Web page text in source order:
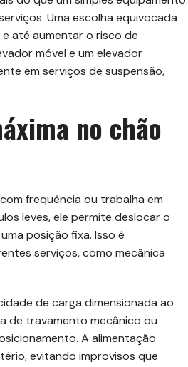
Uma escolha equivocada
até aumentar o risco de
móvel e um elevador
em serviços de suspensão,
no chão
frequência ou trabalha em
leves, ele permite deslocar o
posição fixa. Isso é
serviços, como mecânica
de carga dimensionada ao
de travamento mecânico ou
A alimentação
evitando improvisos que